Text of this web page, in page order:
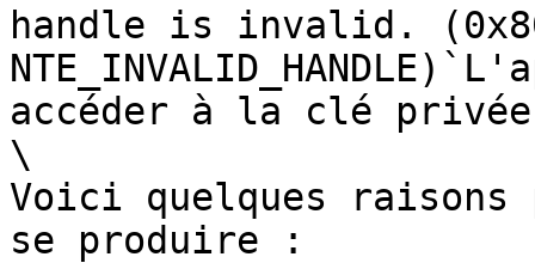
handle is invalid.
accéder à la clé
\
Voici quelques
se produire :